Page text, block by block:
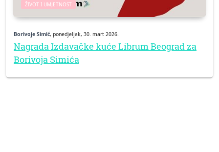
ŽIVOT I UMJETNOST
Borivoje Simić, ponedjeljak, 30. mart 2026.
Nagrada Izdavačke kuće Librum Beograd za
Borivoja Simića